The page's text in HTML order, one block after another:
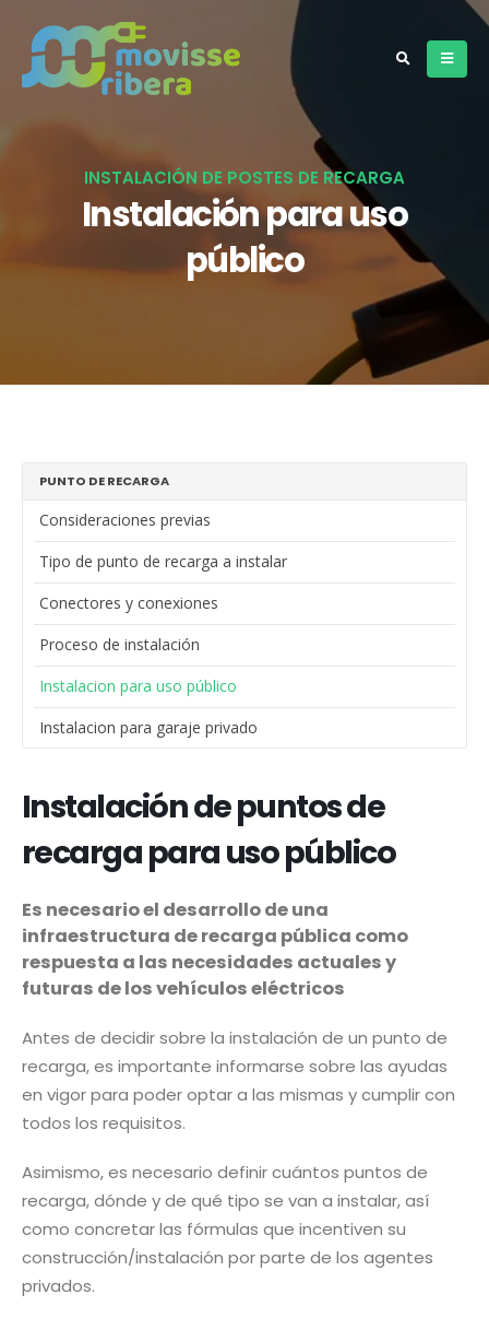
INSTALACIÓN DE POSTES DE RECARGA
Instalación para uso
público
PUNTO DE RECARGA
Consideraciones previas
Tipo de punto de recarga a instalar
Conectores y conexiones
Proceso de instalación
Instalacion para uso público
Instalacion para garaje privado
Instalación de puntos de
recarga para uso público
Es necesario el desarrollo de una
infraestructura de recarga pública como
respuesta a las necesidades actuales y
futuras de los vehículos eléctricos
Antes de decidir sobre la instalación de un punto de
recarga, es importante informarse sobre las ayudas
en vigor para poder optar a las mismas y cumplir con
todos los requisitos.
Asimismo, es necesario definir cuántos puntos de
recarga, dónde y de qué tipo se van a instalar, así
como concretar las fórmulas que incentiven su
construcción/instalación por parte de los agentes
privados.